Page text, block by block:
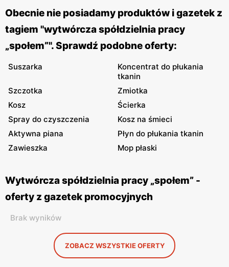
Obecnie nie posiadamy produktów i gazetek z
tagiem "wytwórcza spółdzielnia pracy
„społem”". Sprawdź podobne oferty:
Suszarka
Koncentrat do płukania
tkanin
Szczotka
Zmiotka
Kosz
Ścierka
Spray do czyszczenia
Kosz na śmieci
Aktywna piana
Płyn do płukania tkanin
Zawieszka
Mop płaski
Wytwórcza spółdzielnia pracy „społem” -
oferty z gazetek promocyjnych
Brak wyników
ZOBACZ WSZYSTKIE OFERTY